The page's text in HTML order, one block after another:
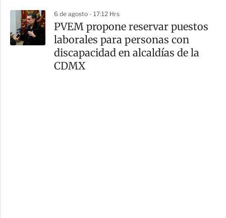
6 de agosto - 17:12 Hrs
PVEM propone reservar puestos
laborales para personas con
discapacidad en alcaldías de la
CDMX